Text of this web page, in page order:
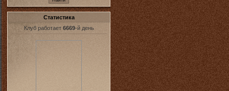
Статистика
Клуб работает 6669-й день